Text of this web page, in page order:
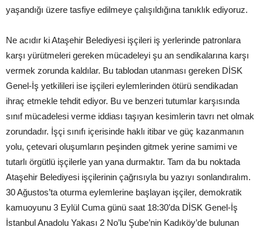
yaşandığı üzere tasfiye edilmeye çalışıldığına tanıklık ediyoruz.
Ne acıdır ki Ataşehir Belediyesi işçileri iş yerlerinde patronlara
karşı yürütmeleri gereken mücadeleyi şu an sendikalarına karşı
vermek zorunda kaldılar. Bu tablodan utanması gereken DİSK
Genel-İş yetkilileri ise işçileri eylemlerinden ötürü sendikadan
ihraç etmekle tehdit ediyor. Bu ve benzeri tutumlar karşısında
sınıf mücadelesi verme iddiası taşıyan kesimlerin tavrı net olmak
zorundadır. İşçi sınıfı içerisinde haklı itibar ve güç kazanmanın
yolu, çetevari oluşumların peşinden gitmek yerine samimi ve
tutarlı örgütlü işçilerle yan yana durmaktır. Tam da bu noktada
Ataşehir Belediyesi işçilerinin çağrısıyla bu yazıyı sonlandıralım.
30 Ağustos’ta oturma eylemlerine başlayan işçiler, demokratik
kamuoyunu 3 Eylül Cuma günü saat 18:30’da DİSK Genel-İş
İstanbul Anadolu Yakası 2 No’lu Şube’nin Kadıköy’de bulunan